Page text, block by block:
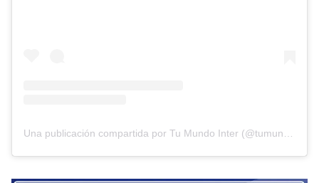
Una publicación compartida por Tu Mundo Inter (@tumundointer)